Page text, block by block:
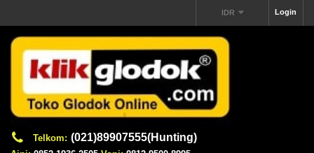
Login
IDR
Telkom: (021)89907555(Hunting)